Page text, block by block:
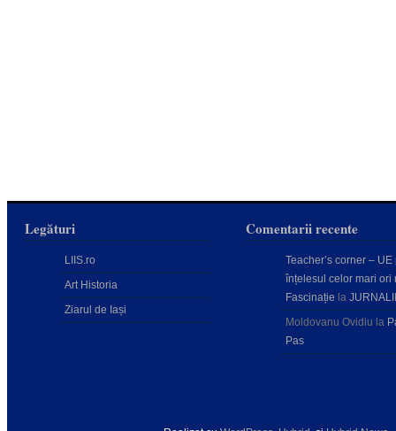
Legături
LIIS.ro
Art Historia
Ziarul de Iași
Comentarii recente
Teacher’s corner – UE
înțelesul celor mari ori
Fascinație la
Moldovanu Ovidiu la
Pas